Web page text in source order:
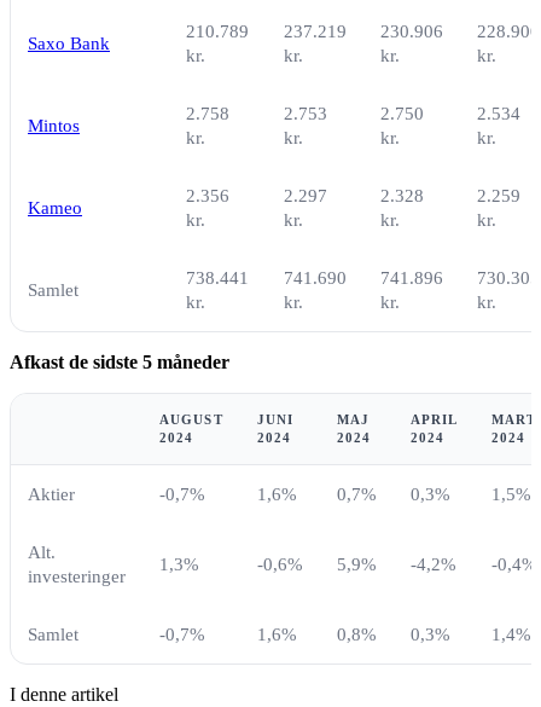
Saxo Bank
210.789
kr.
237.219
kr.
230.906
kr.
228.900
kr.
Mintos
2.758
kr.
2.753
kr.
2.750
kr.
2.534
kr.
Kameo
2.356
kr.
2.297
kr.
2.328
kr.
2.259
kr.
Samlet
738.441
kr.
741.690
kr.
741.896
kr.
730.305
kr.
Afkast de sidste 5 måneder
AUGUST
2024
JUNI
2024
MAJ
2024
APRIL
2024
2024
Aktier -0,7% 1,6% 0,7% 0,3% 1,5%
Alt.
investeringer
1,3% -0,6% 5,9% -4,2% -0,4%
Samlet -0,7% 1,6% 0,8% 0,3% 1,4%
I denne artikel